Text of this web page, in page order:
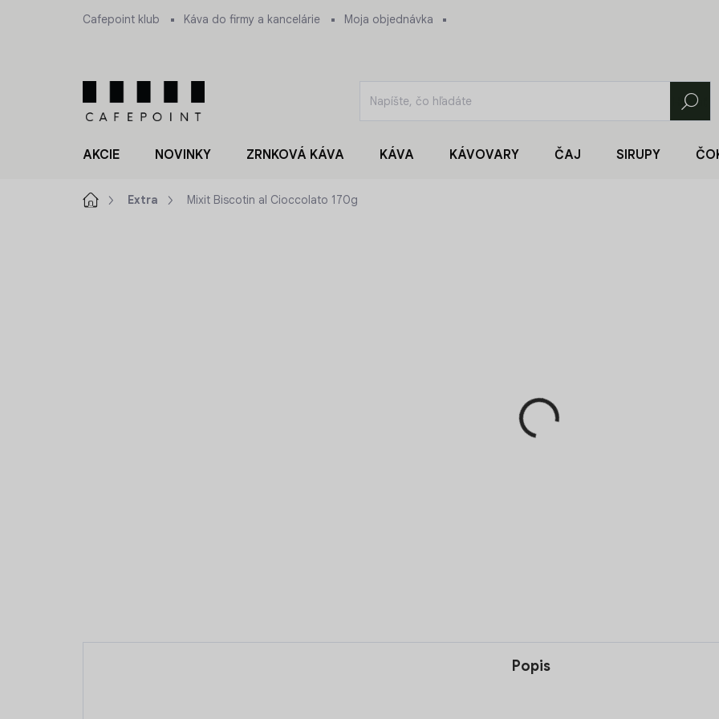
Cafepoint klub Káva do firmy a kancelárie Moja objednávka
Hľadať
AKCIE NOVINKY ZRNKOVÁ KÁVA KÁVA KÁVOVARY ČAJ SIRUPY
DomovExtra Mixit Biscotin al Cioccolato 170g
Popis